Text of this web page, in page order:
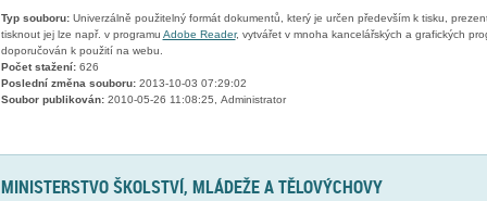
Typ souboru:Univerzálně použitelný formát dokumentů, který je určen především k tisku,
tisknout jej lze např. v programu Adobe Reader, vytvářet v mnoha kancelářských a grafických
doporučován k použití na webu.
Počet stažení:626
Poslední změna souboru:2013-10-03 07:29:02
Soubor publikován:2010-05-26 11:08:25, Administrator
MINISTERSTVO ŠKOLSTVÍ, MLÁDEŽE A TĚLOVÝCHOVY